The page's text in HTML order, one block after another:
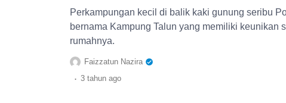
Perkampungan kecil di balik kaki gunung seribu
bernama Kampung Talun yang memiliki keunikan
rumahnya.
Faizzatun Nazira
. 3 tahun ago